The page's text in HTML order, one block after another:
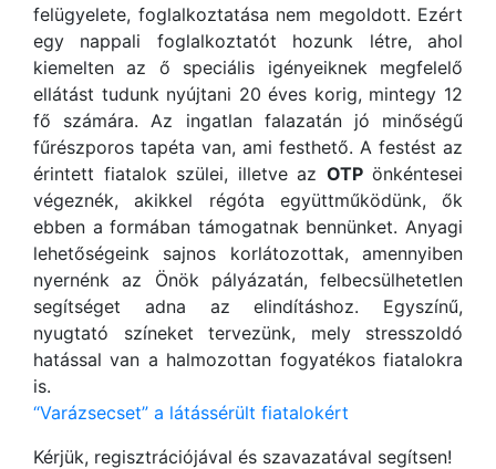
felügyelete, foglalkoztatása nem megoldott. Ezért
egy nappali foglalkoztatót hozunk létre, ahol
kiemelten az ő speciális igényeiknek megfelelő
ellátást tudunk nyújtani 20 éves korig, mintegy 12
fő számára. Az ingatlan falazatán jó minőségű
fűrészporos tapéta van, ami festhető. A festést az
érintett fiatalok szülei, illetve az OTPönkéntesei
végeznék, akikkel régóta együttműködünk, ők
ebben a formában támogatnak bennünket. Anyagi
lehetőségeink sajnos korlátozottak, amennyiben
nyernénk az Önök pályázatán, felbecsülhetetlen
segítséget adna az elindításhoz. Egyszínű,
nyugtató színeket tervezünk, mely stresszoldó
hatással van a halmozottan fogyatékos fiatalokra
is.
“Varázsecset” a látássérült fiatalokért
Kérjük, regisztrációjával és szavazatával segítsen!